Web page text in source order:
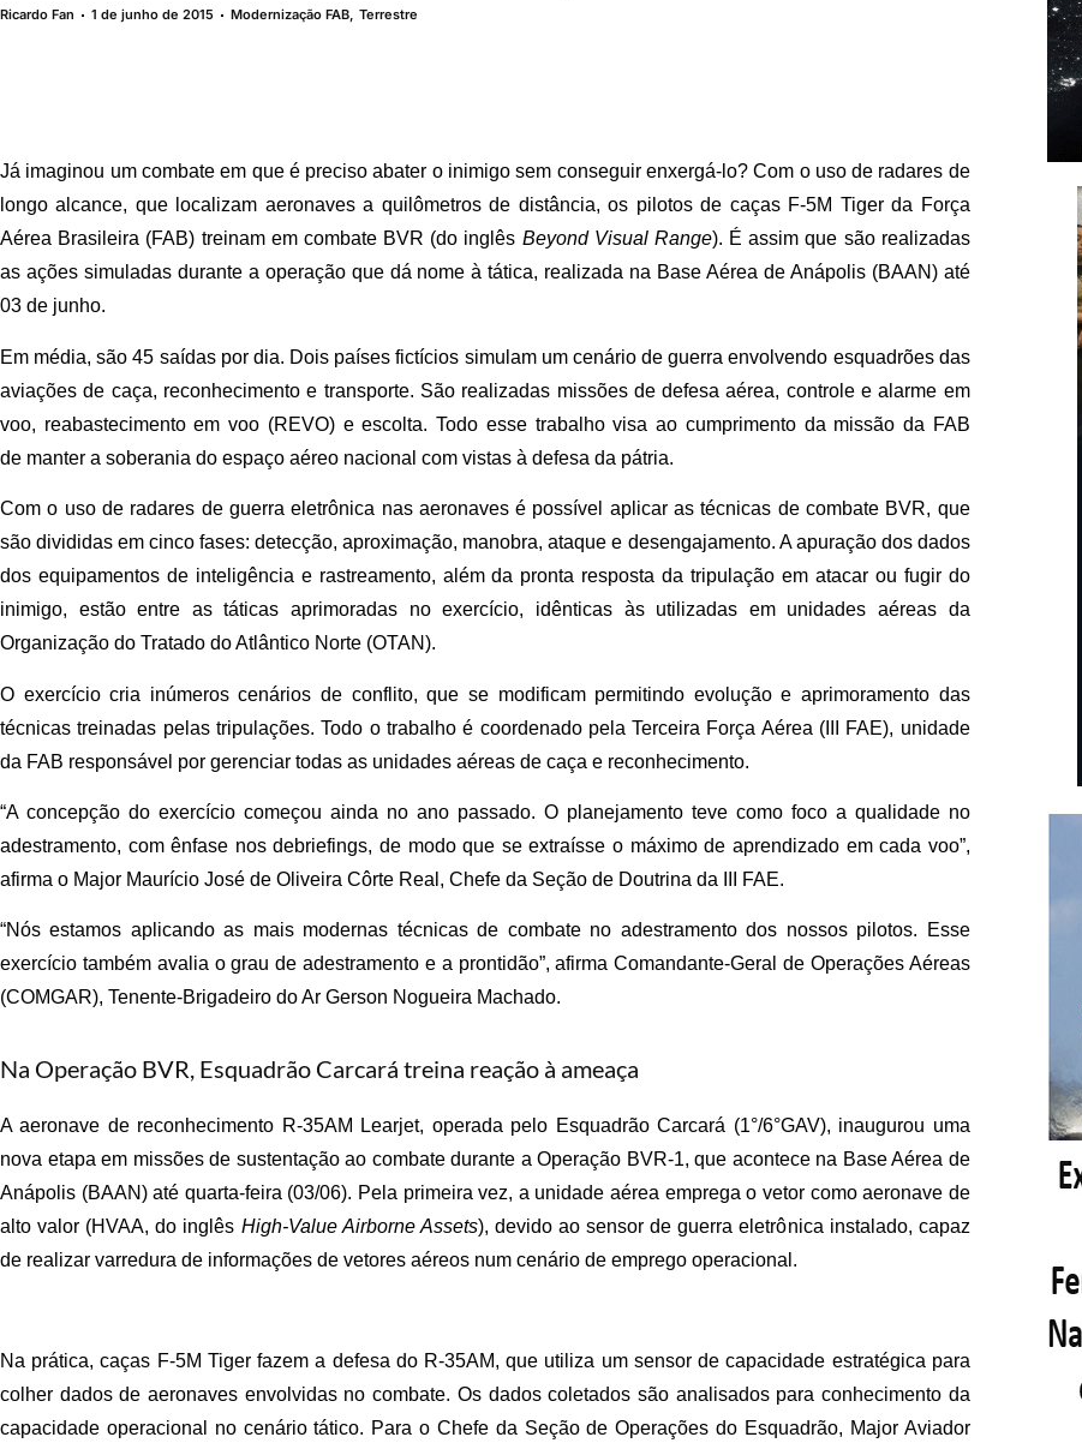
Ricardo Fan 1 de junho de 2015 Modernização FAB,Terrestre
Já imaginou um combate em que é preciso abater o inimigo sem conseguir enxergá-lo? Com o uso de radares de
longo alcance, que localizam aeronaves a quilômetros de distância, os pilotos de caças F-5M Tiger da Força
Aérea Brasileira (FAB) treinam em combate BVR (do inglês Beyond Visual Range). É assim que são realizadas
as ações simuladas durante a operação que dá nome à tática, realizada na Base Aérea de Anápolis (BAAN) até
03 de junho.
Em média, são 45 saídas por dia. Dois países fictícios simulam um cenário de guerra envolvendo esquadrões das
aviações de caça, reconhecimento e transporte. São realizadas missões de defesa aérea, controle e alarme em
voo, reabastecimento em voo (REVO) e escolta. Todo esse trabalho visa ao cumprimento da missão da FAB
de manter a soberania do espaço aéreo nacional com vistas à defesa da pátria.
Com o uso de radares de guerra eletrônica nas aeronaves é possível aplicar as técnicas de combate BVR, que
são divididas em cinco fases: detecção, aproximação, manobra, ataque e desengajamento. A apuração dos dados
dos equipamentos de inteligência e rastreamento, além da pronta resposta da tripulação em atacar ou fugir do
inimigo, estão entre as táticas aprimoradas no exercício, idênticas às utilizadas em unidades aéreas da
Organização do Tratado do Atlântico Norte (OTAN).
O exercício cria inúmeros cenários de conflito, que se modificam permitindo evolução e aprimoramento das
técnicas treinadas pelas tripulações. Todo o trabalho é coordenado pela Terceira Força Aérea (III FAE), unidade
da FAB responsável por gerenciar todas as unidades aéreas de caça e reconhecimento.
“A concepção do exercício começou ainda no ano passado. O planejamento teve como foco a qualidade no
adestramento, com ênfase nos debriefings, de modo que se extraísse o máximo de aprendizado em cada voo”,
afirma o Major Maurício José de Oliveira Côrte Real, Chefe da Seção de Doutrina da III FAE.
“Nós estamos aplicando as mais modernas técnicas de combate no adestramento dos nossos pilotos. Esse
exercício também avalia o grau de adestramento e a prontidão”, afirmaComandante-Geral de Operações Aéreas
(COMGAR), Tenente-Brigadeiro do Ar Gerson Nogueira Machado.
Na Operação BVR, Esquadrão Carcará treina reação à ameaça
A aeronave de reconhecimento R-35AM Learjet, operada pelo Esquadrão Carcará (1°/6°GAV), inaugurou uma
nova etapa em missões de sustentação ao combate durante a Operação BVR-1, que acontece na Base Aérea de
Anápolis (BAAN) até quarta-feira (03/06). Pela primeira vez, a unidade aérea emprega o vetor como aeronave de
alto valor (HVAA, do inglês High-Value Airborne Assets), devido ao sensor de guerra eletrônica instalado, capaz
de realizar varredura de informações de vetores aéreos num cenário de emprego operacional.
Na prática, caças F-5M Tiger fazem a defesa do R-35AM, que utiliza um sensor de capacidade estratégica para
colher dados de aeronaves envolvidas no combate. Os dados coletados são analisados para conhecimento da
capacidade operacional no cenário tático. Para o Chefe da Seção de Operações do Esquadrão, Major Aviador